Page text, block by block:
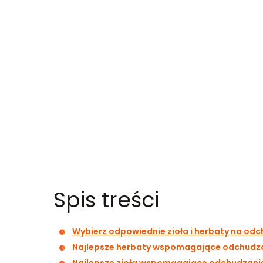
Spis treści
Wybierz odpowiednie zioła i herbaty na
Najlepsze herbaty wspomagające